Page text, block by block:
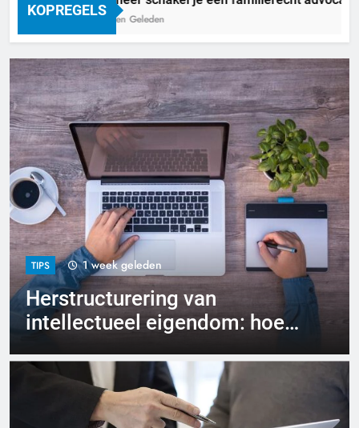
KOPREGELS
3 Dagen Geleden
TIPS 1 week geleden
Herstructurering van
intellectueel eigendom: hoe